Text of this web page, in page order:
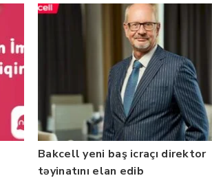
Bakcell yeni baş icraçı direktor
təyinatını elan edib